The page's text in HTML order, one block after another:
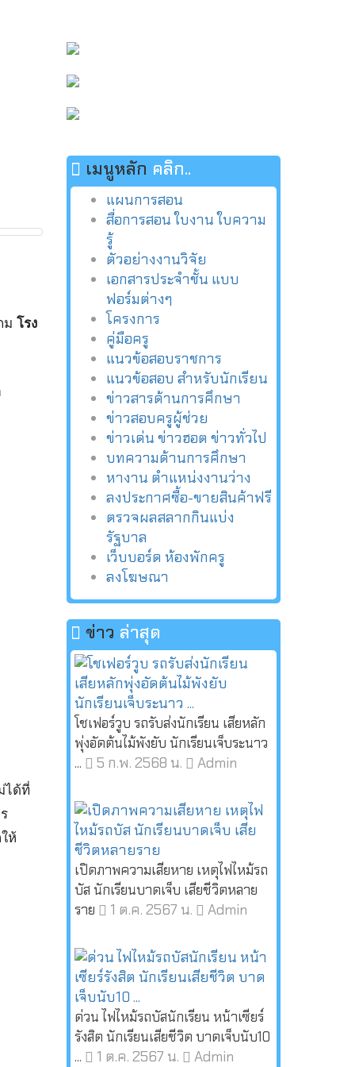
ม โรง
ได้ที่
ห้
เมนูหลัก คลิก..
แผนการสอน
สื่อการสอน ใบงาน ใบความ
รู้
ตัวอย่างงานวิจัย
เอกสารประจำชั้น แบบ
ฟอร์มต่างๆ
โครงการ
คู่มือครู
แนวข้อสอบราชการ
แนวข้อสอบ สำหรับนักเรียน
ข่าวสารด้านการศึกษา
ข่าวสอบครูผู้ช่วย
ข่าวเด่น ข่าวฮอต ข่าวทั่วไป
บทความด้านการศึกษา
หางาน ตำแหน่งงานว่าง
ลงประกาศซื้อ-ขายสินค้าฟรี
ตรวจผลสลากกินแบ่ง
รัฐบาล
เว็บบอร์ด ห้องพักครู
ลงโฆษณา
ข่าว ล่าสุด
โชเฟอร์วูบ รถรับส่งนักเรียน เสียหลัก
พุ่งอัดต้นไม้พังยับ นักเรียนเจ็บระนาว
...
5 ก.พ. 2568 น. Admin
เปิดภาพความเสียหาย เหตุไฟไหม้รถ
บัส นักเรียนบาดเจ็บ เสียชีวิตหลาย
ราย
1 ต.ค. 2567 น. Admin
ด่วน ไฟไหม้รถบัสนักเรียน หน้าเซียร์
รังสิต นักเรียนเสียชีวิต บาดเจ็บนับ10
...
1 ต.ค. 2567 น. Admin